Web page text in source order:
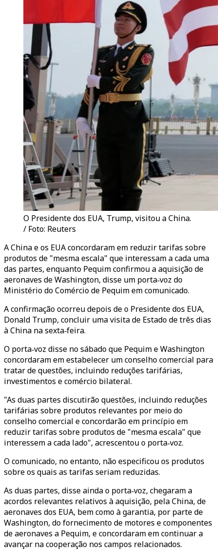
O Presidente dos EUA, Trump, visitou a China.
/ Foto: Reuters
A China e os EUA concordaram em reduzir tarifas sobre
produtos de "mesma escala" que interessam a cada uma
das partes, enquanto Pequim confirmou a aquisição de
aeronaves de Washington, disse um porta‑voz do
Ministério do Comércio de Pequim em comunicado.
A confirmação ocorreu depois de o Presidente dos EUA,
Donald Trump, concluir uma visita de Estado de três dias
à China na sexta‑feira.
O porta‑voz disse no sábado que Pequim e Washington
concordaram em estabelecer um conselho comercial para
tratar de questões, incluindo reduções tarifárias,
investimentos e comércio bilateral.
"As duas partes discutirão questões, incluindo reduções
tarifárias sobre produtos relevantes por meio do
conselho comercial e concordarão em princípio em
reduzir tarifas sobre produtos de "mesma escala" que
interessem a cada lado", acrescentou o porta‑voz.
O comunicado, no entanto, não especificou os produtos
sobre os quais as tarifas seriam reduzidas.
As duas partes, disse ainda o porta‑voz, chegaram a
acordos relevantes relativos à aquisição, pela China, de
aeronaves dos EUA, bem como à garantia, por parte de
Washington, do fornecimento de motores e componentes
de aeronaves a Pequim, e concordaram em continuar a
avançar na cooperação nos campos relacionados.